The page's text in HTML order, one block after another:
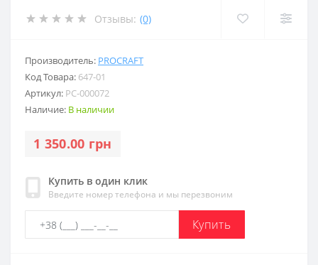
Отзывы: (0)
Производитель: PROCRAFT
Код Товара: 647-01
Артикул: PC-000072
Наличие: В наличии
1 350.00 грн
Купить в один клик
Введите номер телефона и мы перезвоним
Купить